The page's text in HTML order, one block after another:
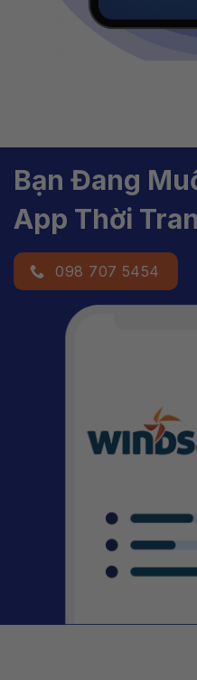
Bạn Đang
App Thời
098 707 5454